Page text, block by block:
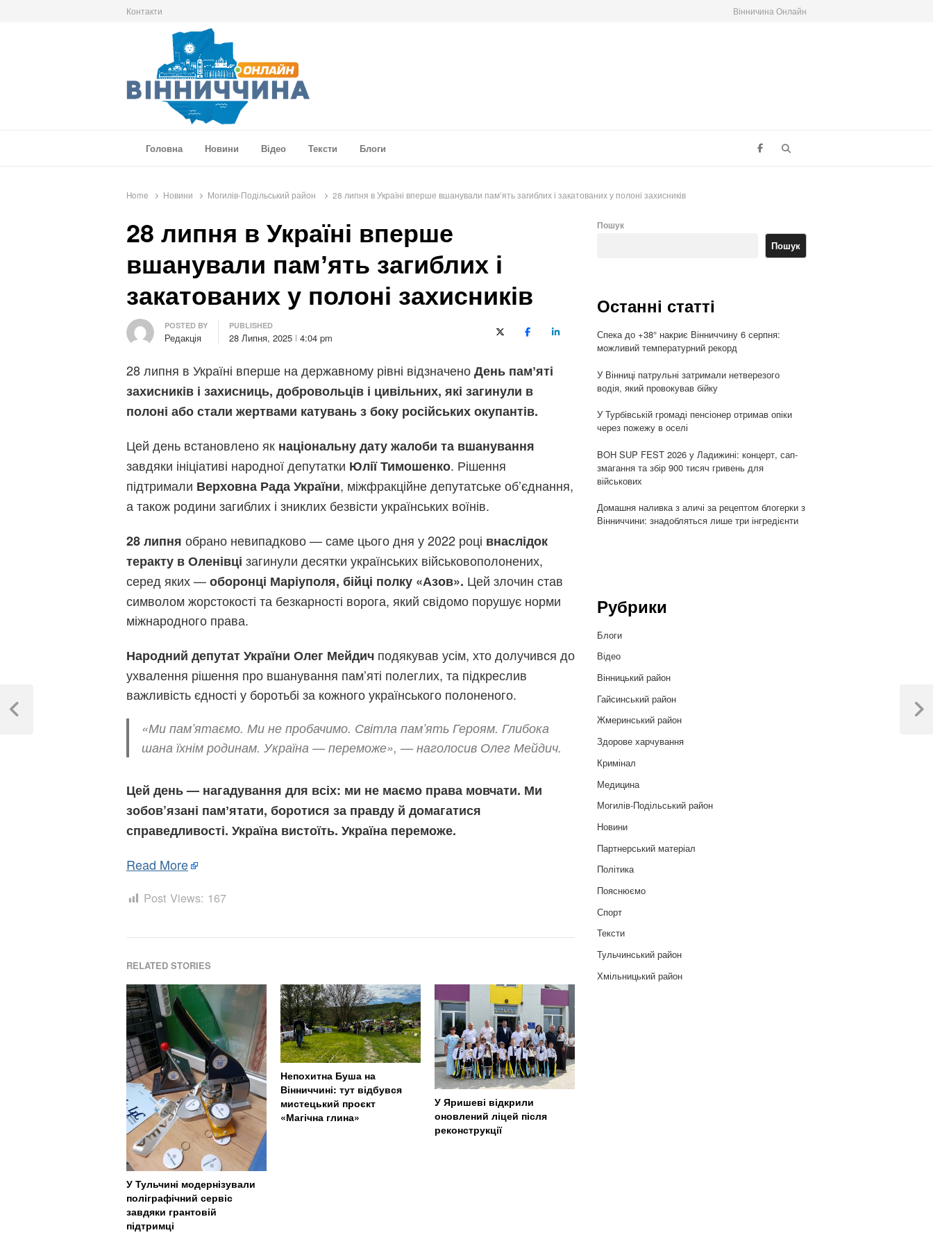
Контакти Вінничина Онлайн
Головна
Новини Відео Тексти Блоги
Home Новини Могилів-Подільський район 28 липня в Україні вперше вшанували памʼять загиблих і закатованих у полоні захисників
28 липня в Україні вперше
вшанували памʼять загиблих і
закатованих у полоні захисників
Author
POSTED BY
Редакція
PUBLISHED
28 Липня, 2025 4:04 pm X (Twitter)FacebookLinkedIn
28 липня в Україні вперше на державному рівні відзначеноДень памʼяті
захисників і захисниць, добровольців і цивільних, які загинули в
полоні або стали жертвами катувань з боку російських окупантів.
Цей день встановлено як національну дату жалоби та вшанування
завдяки ініціативі народної депутатки Юлії Тимошенко. Рішення
підтримали Верховна Рада України, міжфракційне депутатське об’єднання,
а також родини загиблих і зниклих безвісти українських воїнів.
28 липня обрано невипадково — саме цього дня у 2022 році внаслідок
теракту в Оленівці загинули десятки українських військовополонених,
серед яких —оборонці Маріуполя, бійці полку «Азов». Цей злочин став
символом жорстокості та безкарності ворога, який свідомо порушує норми
міжнародного права.
Народний депутат України Олег Мейдич подякував усім, хто долучився до
ухвалення рішення про вшанування пам’яті полеглих, та підкреслив
важливість єдності у боротьбі за кожного українського полоненого.
«Ми пам’ятаємо. Ми не пробачимо. Світла пам’ять Героям. Глибока
шана їхнім родинам. Україна — переможе», — наголосив Олег Мейдич.
Цей день — нагадування для всіх: ми не маємо права мовчати. Ми
зобов’язані памʼятати, боротися за правду й домагатися
справедливості. Україна вистоїть. Україна переможе.
Read More
Post Views: 167
RELATED STORIES
У Тульчині модернізували
поліграфічний сервіс
завдяки грантовій
підтримці
Непохитна Буша на
Вінниччині: тут відбувся
мистецький проєкт
«Магічна глина»
У Яришеві відкрили
оновлений ліцей після
реконструкції
записів
Previous
Next
Пошук
Пошук
Останні статті
Спека до +38° накриє Вінниччину 6 серпня:
можливий температурний рекорд
У Вінниці патрульні затримали нетверезого
водія, який провокував бійку
У Турбівській громаді пенсіонер отримав опіки
через пожежу в оселі
BOH SUP FEST 2026 у Ладижині: концерт, сап-
змагання та збір 900 тисяч гривень для
військових
Домашня наливка з аличі за рецептом блогерки з
Вінниччини: знадобляться лише три інгредієнти
Рубрики
Блоги
Відео
Вінницький район
Гайсинський район
Жмеринський район
Здорове харчування
Кримінал
Медицина
Могилів-Подільський район
Новини
Партнерський матеріал
Політика
Пояснюємо
Спорт
Тексти
Тульчинський район
Хмільницький район